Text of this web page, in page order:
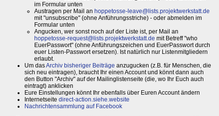
im Formular unten
Austragen per Mail an hoppetosse-leave@lists.projektwerkstatt.de
mit "unsubscribe" (ohne Anführungsstriche) - oder abmelden im
Formular unten
Angucken, wer sonst noch auf der Liste ist, per Mail an
hoppetosse-request@lists.projektwerkstatt.de mit Betreff "who
EuerPasswort" (ohne Anführungszeichen und EuerPasswort durch
euer Listen-Passwort ersetzen). Ist natürlich nur Listenmitgliedern
erlaubt.
Um dasArchiv bisheriger Beiträge anzugucken (z.B. für Menschen, die
sich neu eintragen), braucht Ihr einen Account und könnt dann auch
den Button "Archiv" auf der Mailinglistenseite (die, wo Ihr Euch auch
eintragt) anklicken
Eure Einstellungen könnt Ihr ebenfalls über Euren Account ändern
Internetseite direct-action.siehe.website
Nachrichtensammlung auf Facebook